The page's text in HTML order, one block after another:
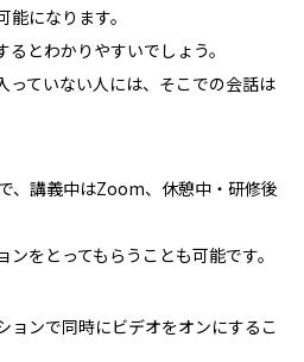
になります。
とわかりやすいでしょう。
っていない人には、そこでの会話は
、講義中はZoom、休憩中・研修後
をとってもらうことも可能です。
ョンで同時にビデオをオンにするこ